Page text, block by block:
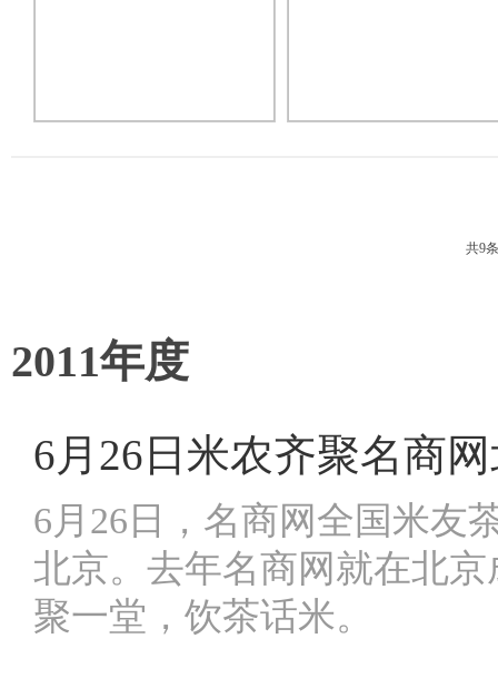
共9
2011年度
6月26日米农齐聚名商
6月26日，名商网全国米
北京。去年名商网就在北
聚一堂，饮茶话米。